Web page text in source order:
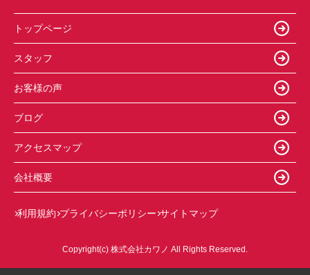
トップページ
スタッフ
お客様の声
ブログ
アクセスマップ
会社概要
利用規約 プライバシーポリシー サイトマップ
Copyright(c) 株式会社カワノ All Rights Reserved.